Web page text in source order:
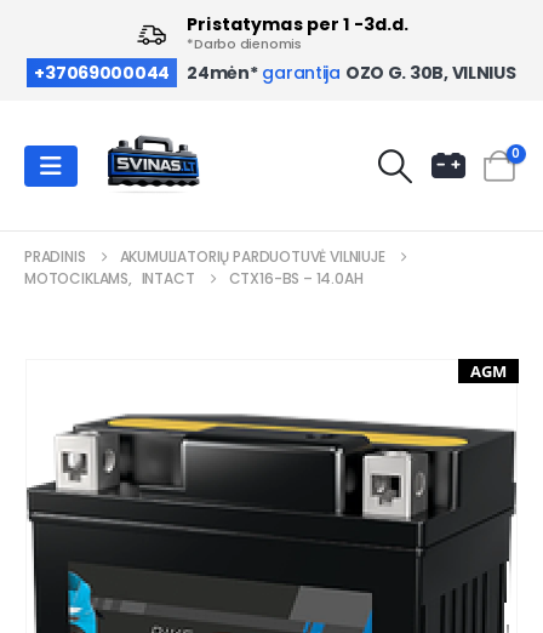
+37069000044 24mėn* garantija OZO G. 30B, VILNIUS
Pristatymas per 1 -3d.d.
*Darbo dienomis
0
PRADINIS
AKUMULIATORIŲ PARDUOTUVĖ VILNIUJE
MOTOCIKLAMS, INTACT CTX16-BS – 14.0AH
AGM